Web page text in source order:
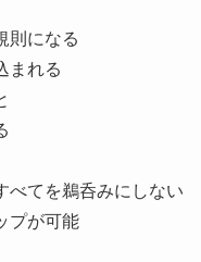
則になる
まれる
べてを鵜呑みにしない
プが可能